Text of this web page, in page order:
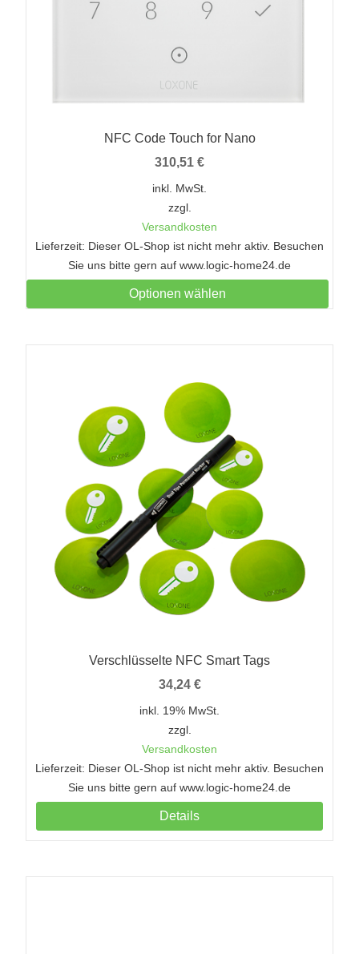
NFC Code Touch for Nano
310,51 €
inkl. MwSt.
zzgl.
Versandkosten
Lieferzeit: Dieser OL-Shop ist nicht mehr aktiv. Besuchen
Sie uns bitte gern auf www.logic-home24.de
Optionen wählen
Verschlüsselte NFC Smart Tags
34,24 €
inkl. 19% MwSt.
zzgl.
Versandkosten
Lieferzeit: Dieser OL-Shop ist nicht mehr aktiv. Besuchen
Sie uns bitte gern auf www.logic-home24.de
Details